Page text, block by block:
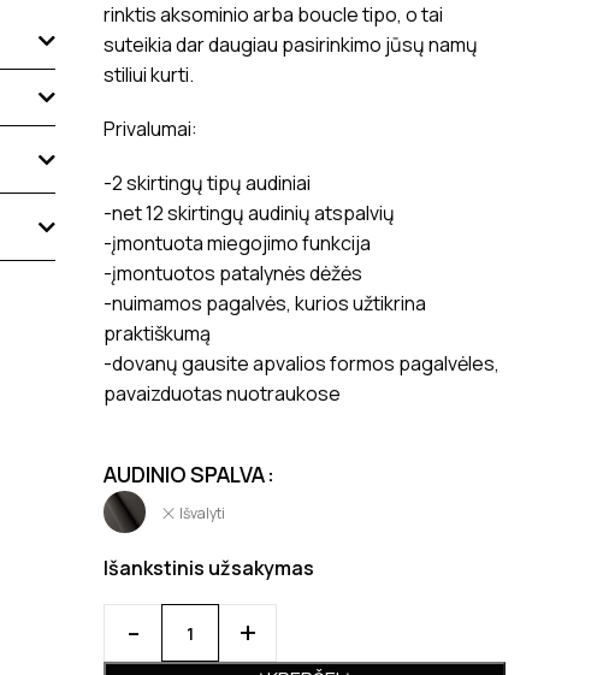
rinktis aksominio arba boucle tipo, o tai
suteikia dar daugiau pasirinkimo jūsų namų
stiliui kurti.
Privalumai:
-2 skirtingų tipų audiniai
-net 12 skirtingų audinių atspalvių
-įmontuota miegojimo funkcija
-įmontuotos patalynės dėžės
-nuimamos pagalvės, kurios užtikrina
praktiškumą
-dovanų gausite apvalios formos pagalvėles,
pavaizduotas nuotraukose
AUDINIO SPALVA
Išvalyti
Išankstinis užsakymas